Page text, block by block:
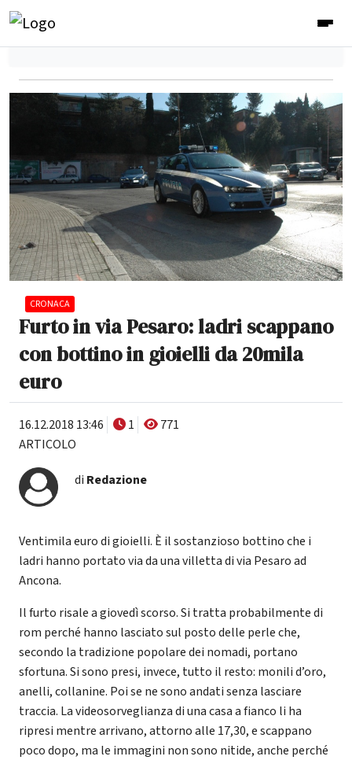
CRONACA
Furto in via Pesaro: ladri scappano
con bottino in gioielli da 20mila
euro
16.12.2018 13:46 1
771
ARTICOLO
di Redazione
Ventimila euro di gioielli. È il sostanzioso bottino che i
ladri hanno portato via da una villetta di via Pesaro ad
Ancona.
Il furto risale a giovedì scorso. Si tratta probabilmente di
rom perché hanno lasciato sul posto delle perle che,
secondo la tradizione popolare dei nomadi, portano
sfortuna. Si sono presi, invece, tutto il resto: monili d’oro,
anelli, collanine. Poi se ne sono andati senza lasciare
traccia. La videosorveglianza di una casa a fianco li ha
ripresi mentre arrivano, attorno alle 17,30, e scappano
poco dopo, ma le immagini non sono nitide, anche perché